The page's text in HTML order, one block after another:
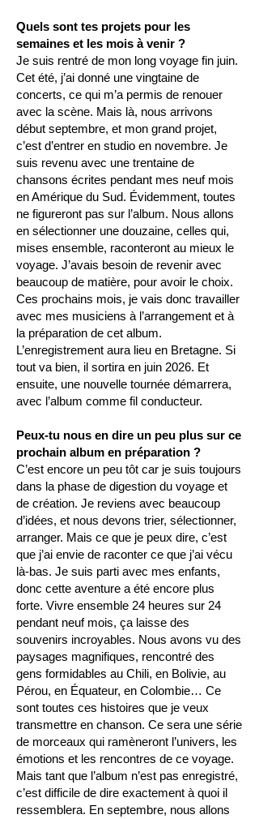
Quels sont tes projets pour les
semaines et les mois à venir ?
Je suis rentré de mon long voyage fin juin.
Cet été, j’ai donné une vingtaine de
concerts, ce qui m’a permis de renouer
avec la scène. Mais là, nous arrivons
début septembre, et mon grand projet,
c’est d’entrer en studio en novembre. Je
suis revenu avec une trentaine de
chansons écrites pendant mes neuf mois
en Amérique du Sud. Évidemment, toutes
ne figureront pas sur l’album. Nous allons
en sélectionner une douzaine, celles qui,
mises ensemble, raconteront au mieux le
voyage. J’avais besoin de revenir avec
beaucoup de matière, pour avoir le choix.
Ces prochains mois, je vais donc travailler
avec mes musiciens à l’arrangement et à
la préparation de cet album.
L’enregistrement aura lieu en Bretagne. Si
tout va bien, il sortira en juin 2026. Et
ensuite, une nouvelle tournée démarrera,
avec l’album comme fil conducteur.
Peux-tu nous en dire un peu plus sur ce
prochain album en préparation ?
C’est encore un peu tôt car je suis toujours
dans la phase de digestion du voyage et
de création. Je reviens avec beaucoup
d’idées, et nous devons trier, sélectionner,
arranger. Mais ce que je peux dire, c’est
que j’ai envie de raconter ce que j’ai vécu
là-bas. Je suis parti avec mes enfants,
donc cette aventure a été encore plus
forte. Vivre ensemble 24 heures sur 24
pendant neuf mois, ça laisse des
souvenirs incroyables. Nous avons vu des
paysages magnifiques, rencontré des
gens formidables au Chili, en Bolivie, au
Pérou, en Équateur, en Colombie… Ce
sont toutes ces histoires que je veux
transmettre en chanson. Ce sera une série
de morceaux qui ramèneront l’univers, les
émotions et les rencontres de ce voyage.
Mais tant que l’album n’est pas enregistré,
c’est difficile de dire exactement à quoi il
ressemblera. En septembre, nous allons